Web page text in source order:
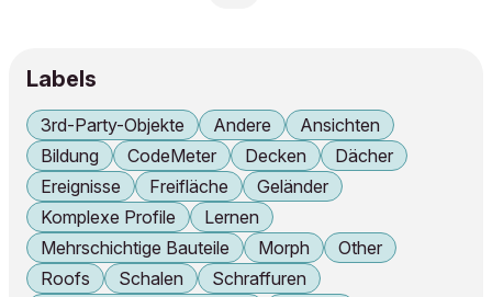
Labels
3rd-Party-Objekte Andere
Ansichten
Bildung
CodeMeter Decken
Dächer
Ereignisse
Freifläche
Geländer
Komplexe Profile
Lernen
Mehrschichtige Bauteile
Morph
Other
Roofs
Schalen
Schraffuren